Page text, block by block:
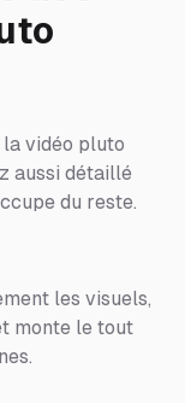
vidéo pluto
aussi détaillé
du reste.
les visuels,
monte le tout